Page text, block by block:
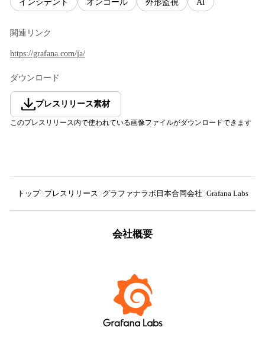
インシデント オンコール 外形監視 AI
関連リンク
https://grafana.com/ja/
ダウンロード
プレスリリース素材
このプレスリリース内で使われている画像ファイルがダウンロードできます
トップ プレスリリース グラファナラボ日本合同会社 Grafana Labs、
会社概要